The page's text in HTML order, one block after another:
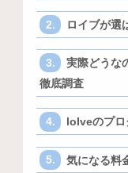
ロイブが選
実際どうな
徹底調査
loIveのプロ
気になる料